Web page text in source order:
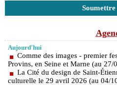
Aujourd'hui
Comme des images - premier
Provins, en Seine et Marne (au 27/
La Cité du design de Saint-
culturelle le 29 avril 2026 (au 04/